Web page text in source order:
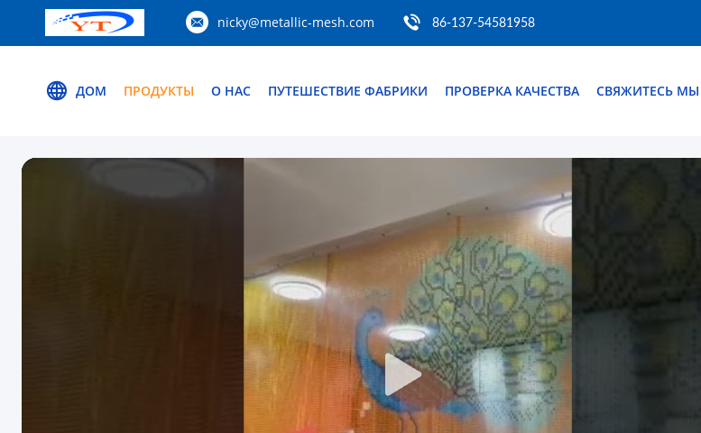
nicky@metallic-mesh.com 86-137-54581958
ДОМ ПРОДУКТЫ О НАС ПУТЕШЕСТВИЕ ФАБРИКИ ПРОВЕРКА КАЧЕСТВА СВЯЖИТЕСЬ МЫ